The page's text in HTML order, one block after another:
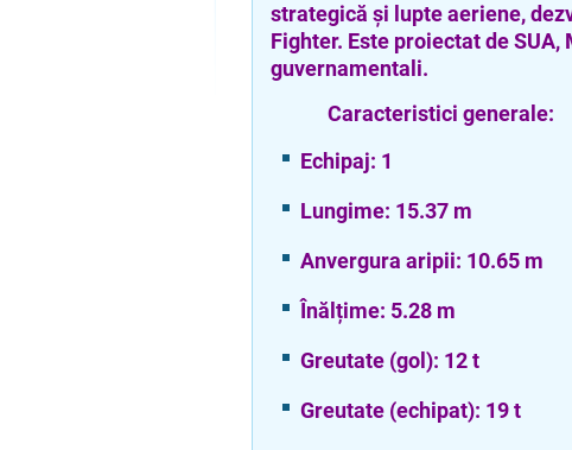
strategică și lupte aeriene,
Fighter. Este proiectat de
guvernamentali.
Caracteristici generale:
Echipaj: 1
Lungime: 15.37 m
Anvergura aripii: 10.65 m
Înălțime: 5.28 m
Greutate (gol): 12 t
Greutate (echipat): 19 t